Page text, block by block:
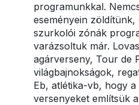
programunkkal.
eseményein zöldítünk,
szurkolói zónák
varázsoltuk már.
agárverseny, Tour de
világbajnokságok,
Eb, atlétika-vb, hogy a
versenyeket említsük